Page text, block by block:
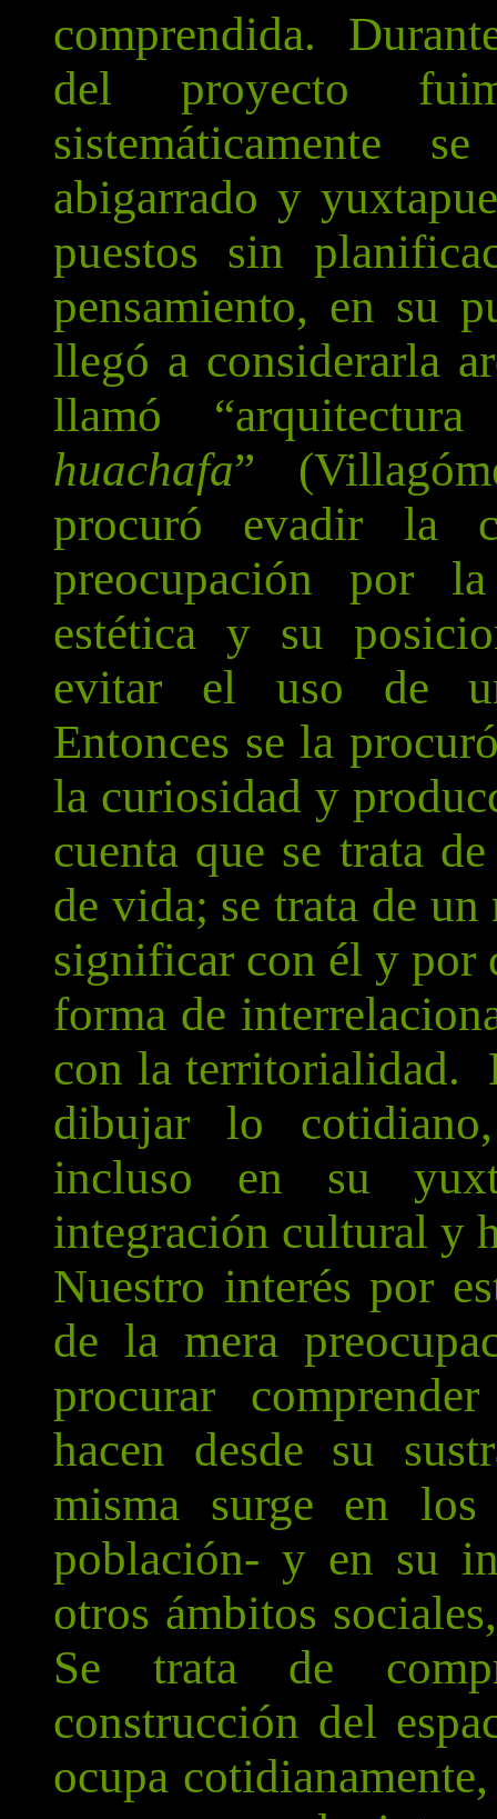
comprendida.
del proyecto
sistemáticamente
abigarrado y
puestos sin
pensamiento, en su
llegó a considerarla
llamó
huachafa”
procuró evadir la
preocupación por
estética y su
evitar el uso de
Entonces se la
la curiosidad y
cuenta que se trata
de vida; se trata de
significar con él y por
forma de
con la territorialidad.
dibujar lo
incluso en su
integración cultural y
Nuestro interés por
de la mera
procurar
hacen desde su
misma surge en los
población- y en su
otros ámbitos
Se trata de
construcción del
ocupa